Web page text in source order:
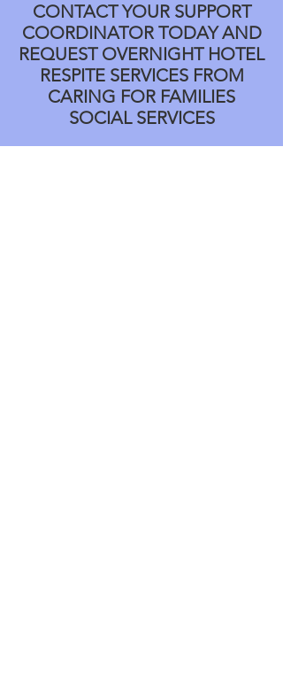
CONTACT YOUR SUPPORT
COORDINATOR TODAY AND
REQUEST OVERNIGHT HOTEL
RESPITE SERVICES FROM
CARING FOR FAMILIES
SOCIAL SERVICES